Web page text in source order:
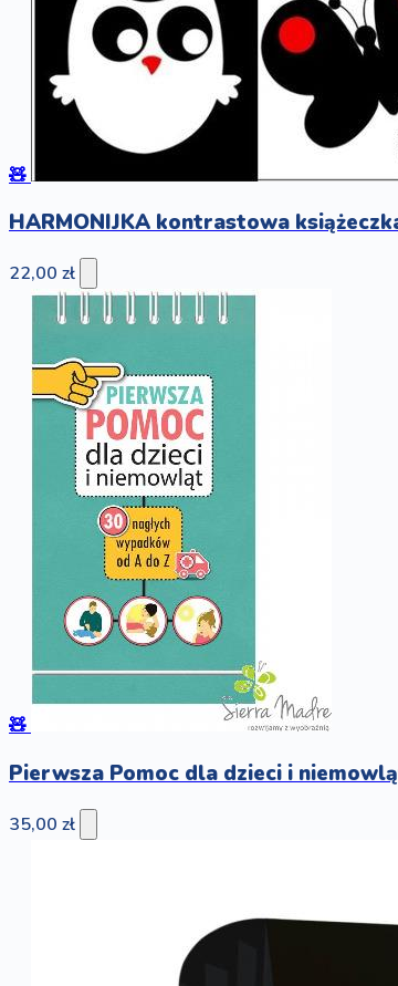
🧸
HARMONIJKA kontrastowa
22,00 zł
🧸
Pierwsza Pomoc dla dzieci i
35,00 zł